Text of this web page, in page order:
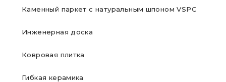
Каменный паркет с натуральным шпоном VSPC
Инженерная доска
Ковровая плитка
Гибкая керамика